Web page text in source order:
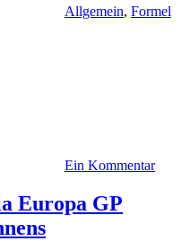
Allgemein, Formel
Ein Kommentar
Europa GP